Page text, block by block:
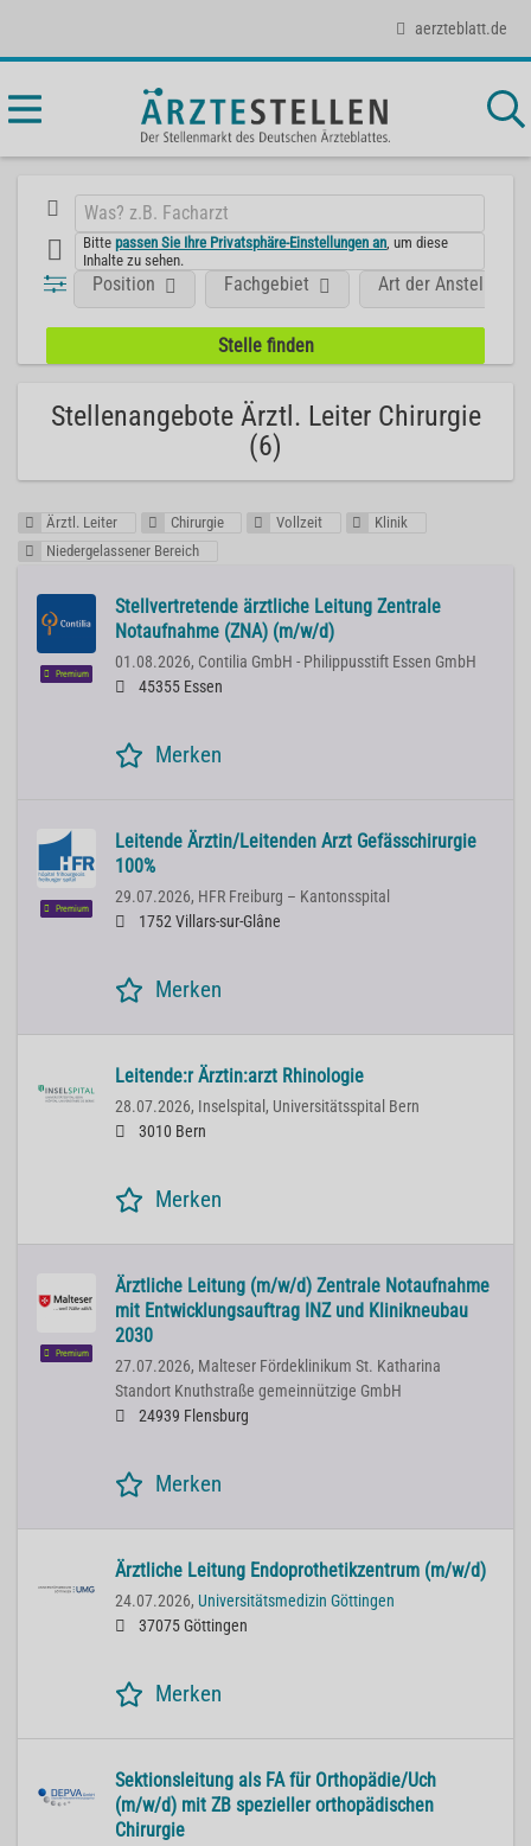
aerzteblatt.de
Bittepassen Sie Ihre Privatsphäre-Einstellungen an , um diese
Inhalte zu sehen.
Position Fachgebiet Art der Anstellung
Stellenangebote Ärztl. Leiter Chirurgie
(6)
Ärztl. Leiter Chirurgie Vollzeit
Klinik
Niedergelassener Bereich
Premium
Stellvertretende ärztliche Leitung Zentrale
Notaufnahme (ZNA) (m/w/d)
01.08.2026, Contilia GmbH - Philippusstift Essen GmbH
45355 Essen
Merken
Premium
Leitende Ärztin/Leitenden Arzt Gefässchirurgie
100%
29.07.2026, HFR Freiburg – Kantonsspital
1752 Villars-sur-Glâne
Merken
Leitende:r Ärztin:arzt Rhinologie
28.07.2026, Inselspital, Universitätsspital Bern
3010 Bern
Merken
Premium
Ärztliche Leitung (m/w/d) Zentrale Notaufnahme
mit Entwicklungsauftrag INZ und Klinikneubau
2030
27.07.2026, Malteser Fördeklinikum St. Katharina
Standort Knuthstraße gemeinnützige GmbH
24939 Flensburg
Merken
Ärztliche Leitung Endoprothetikzentrum (m/w/d)
24.07.2026, Universitätsmedizin Göttingen
37075 Göttingen
Merken
Sektionsleitung als FA für Orthopädie/Uch
(m/w/d) mit ZB spezieller orthopädischen
Chirurgie